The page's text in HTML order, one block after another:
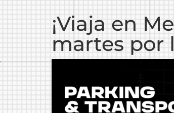
¡Viaja en
martes por